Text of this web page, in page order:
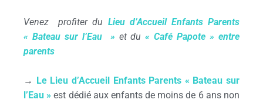
Venez profiter du Lieu d’Accueil Enfants Parents
« Bateau sur l’Eau » et du« Café Papote » entre
parents
→ Le Lieu d’Accueil Enfants Parents « Bateau sur
l’Eau » est dédié aux enfants de moins de 6 ans non